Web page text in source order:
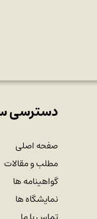
دسترسی
صفحه اصلی
مطلب و مقالات
گواهینامه ها
نمایشگاه ها